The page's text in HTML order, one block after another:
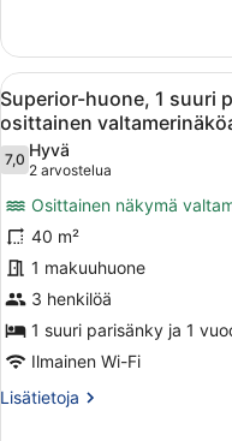
keskisuurta
parisänkyä
(Island
View)
Avaa
kaikki
huonetyypin
Superior-
huone,
1
suuri
parisänky
ja
vuodesohva,
osittainen
valtamerinäköala
9
Superior-huone, 1 suuri
osittainen
7,07,0 kautta 10
Hyvä
2 arvostelua
(2
arvostelua)
Osittainen näkymä
40 m²
1 makuuhuone
3 henkilöä
1 suuri parisänky ja 1
Ilmainen Wi-Fi
Lisätietoja
Lisätietoja